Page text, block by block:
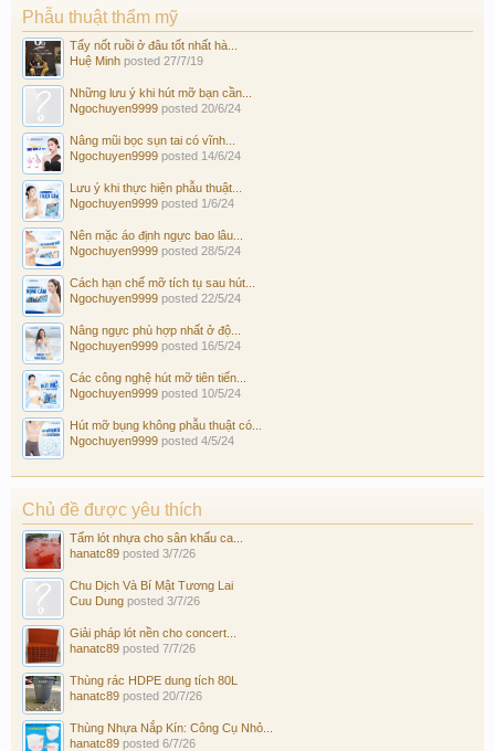
Phẫu thuật thẩm mỹ
Tẩy nốt ruồi ở đâu tốt nhất hà...
Huệ Minh posted 27/7/19
Những lưu ý khi hút mỡ bạn cần...
Ngochuyen9999 posted 20/6/24
Nâng mũi bọc sụn tai có vĩnh...
Ngochuyen9999 posted 14/6/24
Lưu ý khi thực hiện phẫu thuật...
Ngochuyen9999 posted 1/6/24
Nên mặc áo định ngực bao lâu...
Ngochuyen9999 posted 28/5/24
Cách hạn chế mỡ tích tụ sau hút...
Ngochuyen9999 posted 22/5/24
Nâng ngực phù hợp nhất ở độ...
Ngochuyen9999 posted 16/5/24
Các công nghệ hút mỡ tiên tiến...
Ngochuyen9999 posted 10/5/24
Hút mỡ bụng không phẫu thuật có...
Ngochuyen9999 posted 4/5/24
Chủ đề được yêu thích
Tấm lót nhựa cho sân khấu ca...
hanatc89 posted 3/7/26
Chu Dịch Và Bí Mật Tương Lai
Cuu Dung posted 3/7/26
Giải pháp lót nền cho concert...
hanatc89 posted 7/7/26
Thùng rác HDPE dung tích 80L
hanatc89 posted 20/7/26
Thùng Nhựa Nắp Kín: Công Cụ Nhỏ...
hanatc89 posted 6/7/26